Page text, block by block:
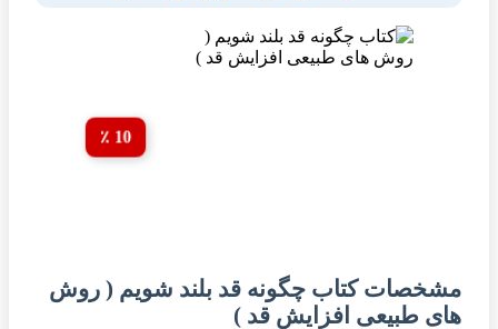
10 ٪
مشخصات کتاب چگونه قد بلند شویم ( روش
های طبیعی افزایش قد )